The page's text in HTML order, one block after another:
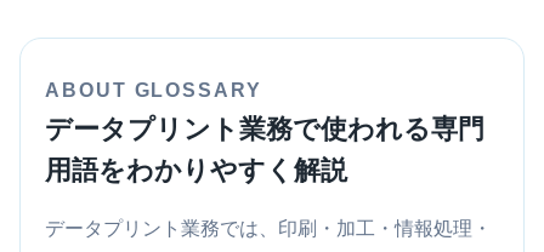
ABOUT GLOSSARY
データプリント業務で使われる専門
用語をわかりやすく解説
データプリント業務では、印刷・加工・情報処理・